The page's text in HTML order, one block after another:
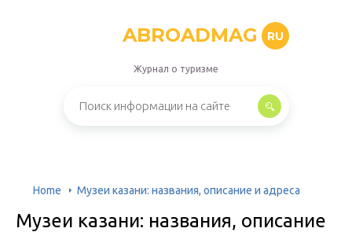
ABROADMAG RU
Журнал о туризме
Home Музеи казани: названия, описание и адреса
Музеи казани: названия, описание